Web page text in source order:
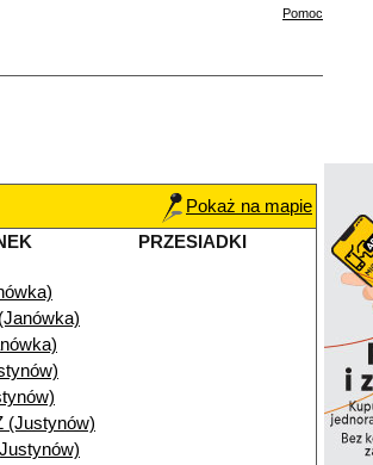
Pomoc
Pokaż na mapie
PRZESIADKI
(Justynów)